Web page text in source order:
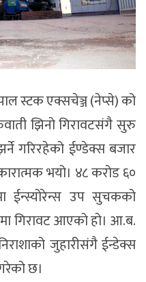
स्टक एक्सचेञ्ज (नेप्से) को
झिनो गिरावटसंगै सुरु
गरिरहेको ईण्डेक्स बजार
भयो। ४८ करोड ६०
ईन्स्योरेन्स उप सुचकको
गिरावट आएको हो। आ.ब.
जुहारीसंगै ईन्डेक्स
छ।